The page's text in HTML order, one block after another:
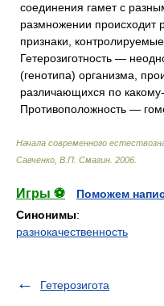
соединения гамет с
размножении
признаки,
Гетерозиготность —
(генотипа) организма,
различающихся по
Противоположность —
Начала современного
Савченко, В.П. Смагин 2006
Игры ⚽
Поможем
Синонимы:
разнокачественность
Гетерозигота